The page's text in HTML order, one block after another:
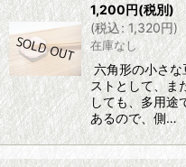
1,200円(税別)
(税込: 1,320円)
在庫なし
六角形の小さ
ストとして、ま
しても、多用途
あるので、側…